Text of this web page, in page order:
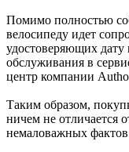
Помимо полностью
велосипеду идет
удостоверяющих дату
обслуживания в
центр компании
Таким образом,
ничем не отличается
немаловажных